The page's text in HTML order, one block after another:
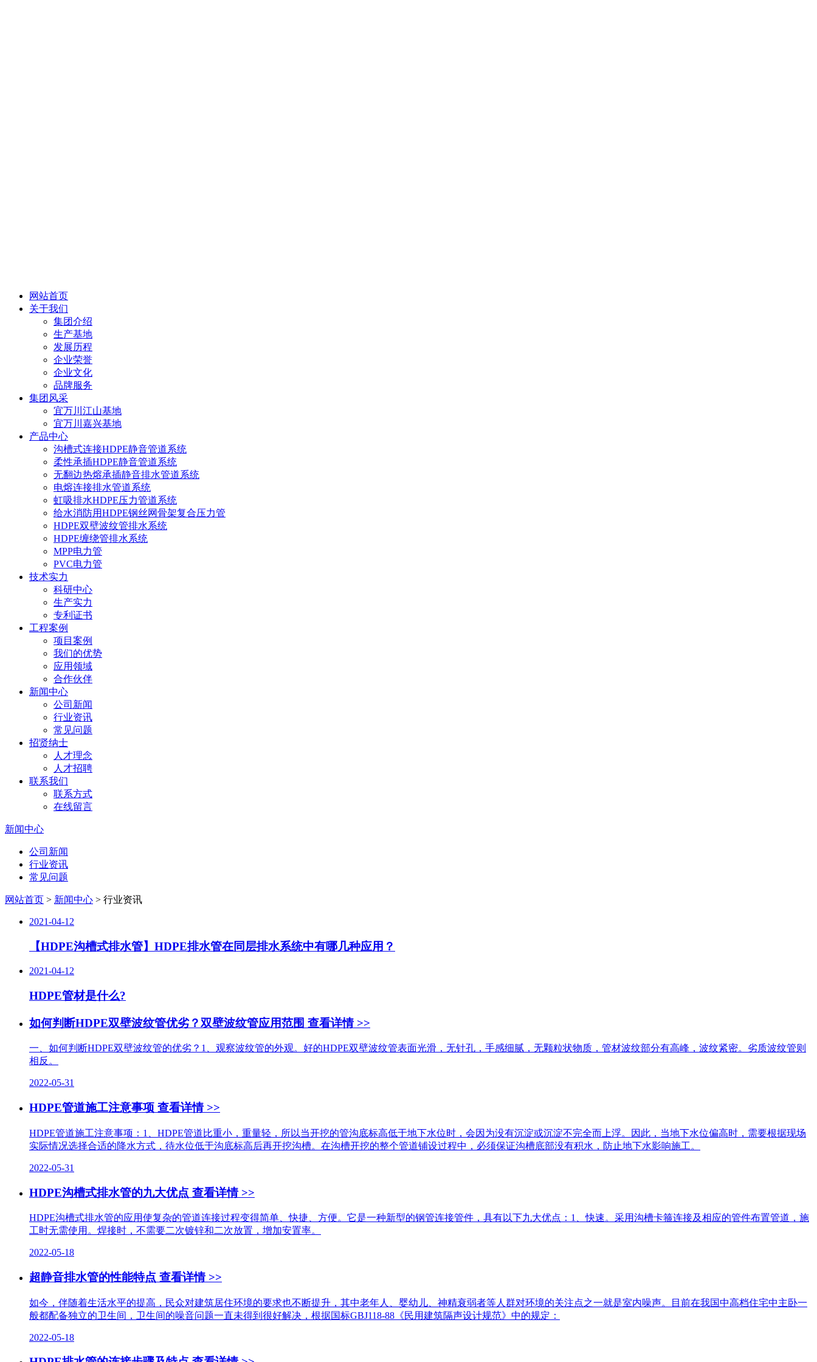
网站首页
关于我们
集团介绍
生产基地
发展历程
企业荣誉
企业文化
品牌服务
集团风采
宜万川江山基地
宜万川嘉兴基地
产品中心
沟槽式连接HDPE静音管道系统
柔性承插HDPE静音管道系统
无翻边热熔承插静音排水管道系统
电熔连接排水管道系统
虹吸排水HDPE压力管道系统
给水消防用HDPE钢丝网骨架复合压力管
HDPE双壁波纹管排水系统
HDPE缠绕管排水系统
MPP电力管
PVC电力管
技术实力
科研中心
生产实力
专利证书
工程案例
项目案例
我们的优势
应用领域
合作伙伴
新闻中心
公司新闻
行业资讯
常见问题
招贤纳士
人才理念
人才招聘
联系我们
联系方式
在线留言
新闻中心
公司新闻
行业资讯
常见问题
网站首页 > 新闻中心 > 行业资讯
2021-04-12
【HDPE沟槽式排水管】HDPE排水管在同层排水系统中有哪几种应用？
2021-04-12
HDPE管材是什么?
如何判断HDPE双壁波纹管优劣？双壁波纹管应用范围 查看详情 >>
一、如何判断HDPE双壁波纹管的优劣？1、观察波纹管的外观。好的HDPE双壁波纹管表面光滑，无针孔，手感细腻，无颗粒状物质，管材波纹部分有高峰，波纹紧密。劣质波纹管则
相反。
2022-05-31
HDPE管道施工注意事项 查看详情 >>
HDPE管道施工注意事项：1、HDPE管道比重小，重量轻，所以当开挖的管沟底标高低于地下水位时，会因为没有沉淀或沉淀不完全而上浮。因此，当地下水位偏高时，需要根据现场
实际情况选择合适的降水方式，待水位低于沟底标高后再开挖沟槽。在沟槽开挖的整个管道铺设过程中，必须保证沟槽底部没有积水，防止地下水影响施工。
2022-05-31
HDPE沟槽式排水管的九大优点 查看详情 >>
HDPE沟槽式排水管的应用使复杂的管道连接过程变得简单、快捷、方便。它是一种新型的钢管连接管件，具有以下九大优点：1、快速。采用沟槽卡箍连接及相应的管件布置管道，施
工时无需使用。焊接时，不需要二次镀锌和二次放置，增加安置率。
2022-05-18
超静音排水管的性能特点 查看详情 >>
如今，伴随着生活水平的提高，民众对建筑居住环境的要求也不断提升，其中老年人、婴幼儿、神精衰弱者等人群对环境的关注点之一就是室内噪声。目前在我国中高档住宅中主卧一
般都配备独立的卫生间，卫生间的噪音问题一直未得到很好解决，根据国标GBJ118-88《民用建筑隔声设计规范》中的规定：
2022-05-18